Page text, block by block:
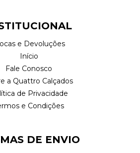
e Devoluções
Início
Fale Conosco
a Quattro Calçados
de Privacidade
e Condições
DE ENVIO